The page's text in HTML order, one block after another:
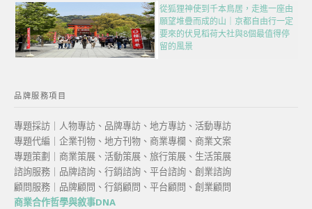
從狐狸神使到千本鳥居，走進一座由
願望堆疊而成的山｜京都自由行一定
要來的伏見稻荷大社與8個最值得停
留的風景
品牌服務項目
專題採訪｜人物專訪、品牌專訪、地方專訪、活動專訪
專題代編｜企業刊物、地方刊物、商業專欄、商業文案
專題策劃｜商業策展、活動策展、旅行策展、生活策展
諮詢服務｜品牌諮詢、行銷諮詢、平台諮詢、創業諮詢
顧問服務｜品牌顧問、行銷顧問、平台顧問、創業顧問
商業合作哲學與敘事DNA